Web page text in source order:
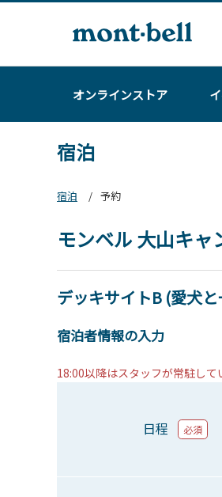
オンラインストア
宿泊
宿泊
予約
モンベル 大山キャ
デッキサイトB (愛犬
宿泊者情報の入力
18:00以降はスタッフが常駐して
日程 必須